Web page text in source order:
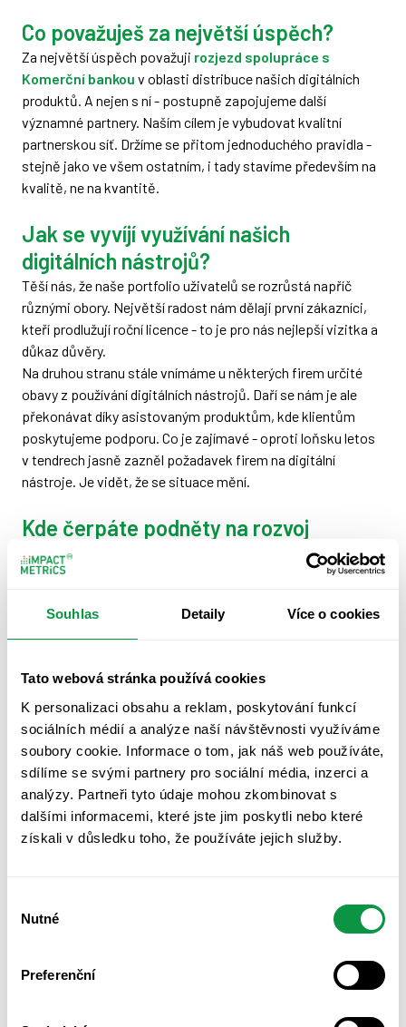
Souhlas Detaily Více o cookies
Tato webová stránka používá cookies
K personalizaci obsahu a reklam, poskytování funkcí
sociálních médií a analýze naší návštěvnosti využíváme
soubory cookie. Informace o tom, jak náš web používáte,
sdílíme se svými partnery pro sociální média, inzerci a
analýzy. Partneři tyto údaje mohou zkombinovat s
dalšími informacemi, které jste jim poskytli nebo které
získali v důsledku toho, že používáte jejich služby.
souhlasu
Nutné
Preferenční
Co považuješ za největší úspěch?
Za největší úspěch považuji rozjezd spolupráce s
Komerční bankou v oblasti distribuce našich digitálních
produktů. A nejen s ní - postupně zapojujeme další
významné partnery. Naším cílem je vybudovat kvalitní
partnerskou síť. Držíme se přitom jednoduchého pravidla -
stejně jako ve všem ostatním, i tady stavíme především na
kvalitě, ne na kvantitě.
Jak se vyvíjí využívání našich
digitálních nástrojů?
Těší nás, že naše portfolio uživatelů se rozrůstá napříč
různými obory. Největší radost nám dělají první zákazníci,
kteří prodlužují roční licence - to je pro nás nejlepší vizitka a
důkaz důvěry.
Na druhou stranu stále vnímáme u některých firem určité
obavy z používání digitálních nástrojů. Daří se nám je ale
překonávat díky asistovaným produktům, kde klientům
poskytujeme podporu. Co je zajímavé - oproti loňsku letos
v tendrech jasně zazněl požadavek firem na digitální
nástroje. Je vidět, že se situace mění.
Kde čerpáte podněty na rozvoj
aplikací?
Naše největší inspirace přichází přímo z trhu - jsme v
jejich potřeby. Je to vlastně takový přirozený průzkum trhu.
Našimi nástroji jako
voláme a jejich zpětnou vazbu pečlivě zpracováváme.
Žádné externí průzkumy nepotřebujeme - ty nejcennější
podněty získáváme přímo od uživatelů našich služeb.
Co nás čeká v roce 2025?
Rok 2025 bude pro mnoho firem rokem procitnutí. Jakmile
velké společnosti, které mají povinný reporting, začnou
aktivně sbírat data, pocítí to tisíce menších firem v jejich
řešení.
Navíc situaci komplikuje fakt, že na trhu nebude dostatek
nebo schopné platit za drahé poradenství.
ESG nástrojů. Budeme zdokonalovat to, co už máme, a